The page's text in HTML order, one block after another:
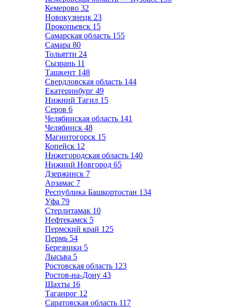
Кемерово 32
Новокузнецк 23
Прокопьевск 15
Самарская область 155
Самара 80
Тольятти 24
Сызрань 11
Ташкент 148
Свердловская область 144
Екатеринбург 49
Нижний Тагил 15
Серов 6
Челябинская область 141
Челябинск 48
Магнитогорск 15
Копейск 12
Нижегородская область 140
Нижний Новгород 65
Дзержинск 7
Арзамас 7
Республика Башкортостан 134
Уфа 79
Стерлитамак 10
Нефтекамск 5
Пермский край 125
Пермь 54
Березники 5
Лысьва 5
Ростовская область 123
Ростов-на-Дону 43
Шахты 16
Таганрог 12
Саратовская область 117